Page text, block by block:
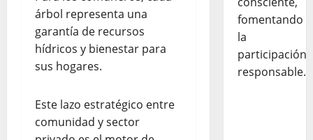
árbol representa una
garantía de recursos
hídricos y bienestar para
sus hogares.
Este lazo estratégico entre
comunidad y sector
fomentando
la
participación
responsable.